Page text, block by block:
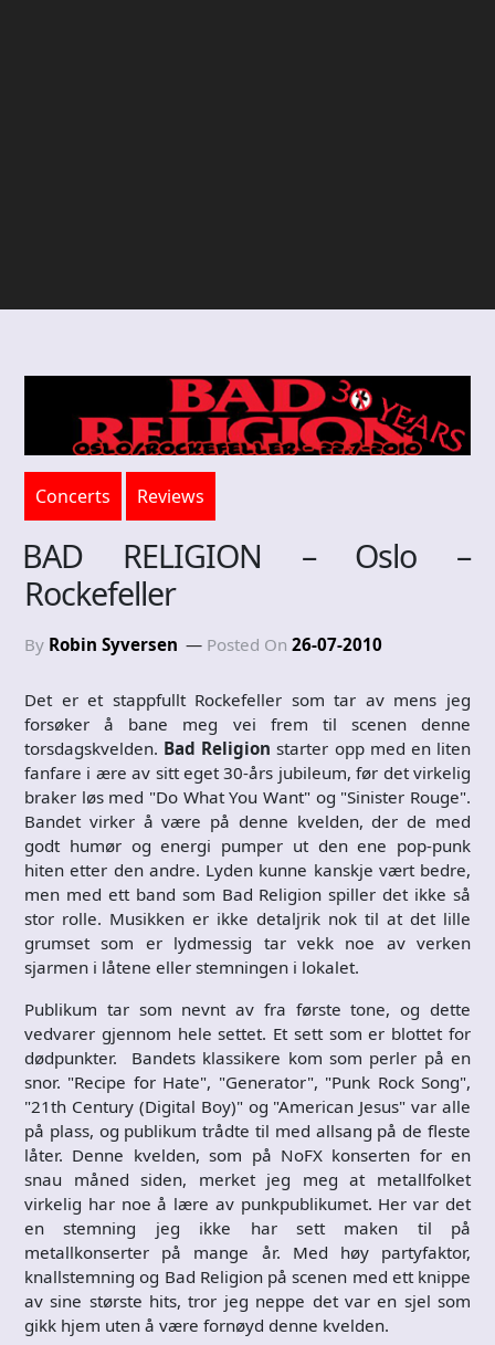
Concerts Reviews
BAD RELIGION – Oslo –
Rockefeller
By Robin Syversen Posted On 26-07-2010
Det er et stappfullt Rockefeller som tar av mens jeg
forsøker å bane meg vei frem til scenen denne
torsdagskvelden. Bad Religion starter opp med en liten
fanfare i ære av sitt eget 30-års jubileum, før det virkelig
braker løs med "Do What You Want" og "Sinister Rouge".
Bandet virker å være på denne kvelden, der de med
godt humør og energi pumper ut den ene pop-punk
hiten etter den andre. Lyden kunne kanskje vært bedre,
men med ett band som Bad Religion spiller det ikke så
stor rolle. Musikken er ikke detaljrik nok til at det lille
grumset som er lydmessig tar vekk noe av verken
sjarmen i låtene eller stemningen i lokalet.
Publikum tar som nevnt av fra første tone, og dette
vedvarer gjennom hele settet. Et sett som er blottet for
dødpunkter. Bandets klassikere kom som perler på en
snor. "Recipe for Hate", "Generator", "Punk Rock Song",
"21th Century (Digital Boy)" og "American Jesus" var alle
på plass, og publikum trådte til med allsang på de fleste
låter. Denne kvelden, som på NoFX konserten for en
snau måned siden, merket jeg meg at metallfolket
virkelig har noe å lære av punkpublikumet. Her var det
en stemning jeg ikke har sett maken til på
metallkonserter på mange år. Med høy partyfaktor,
knallstemning og Bad Religion på scenen med ett knippe
av sine største hits, tror jeg neppe det var en sjel som
gikk hjem uten å være fornøyd denne kvelden.